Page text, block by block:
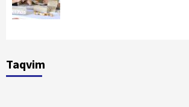
Taqvim